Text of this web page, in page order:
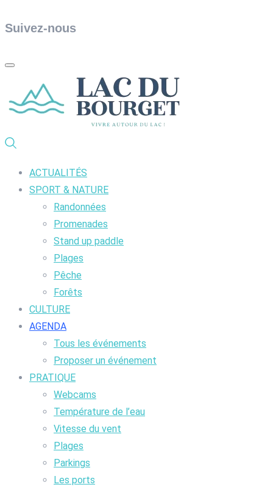
Suivez-nous
ACTUALITÉS
SPORT & NATURE
Randonnées
Promenades
Stand up paddle
Plages
Pêche
Forêts
CULTURE
AGENDA
Tous les événements
Proposer un événement
PRATIQUE
Webcams
Température de l’eau
Vitesse du vent
Plages
Parkings
Les ports